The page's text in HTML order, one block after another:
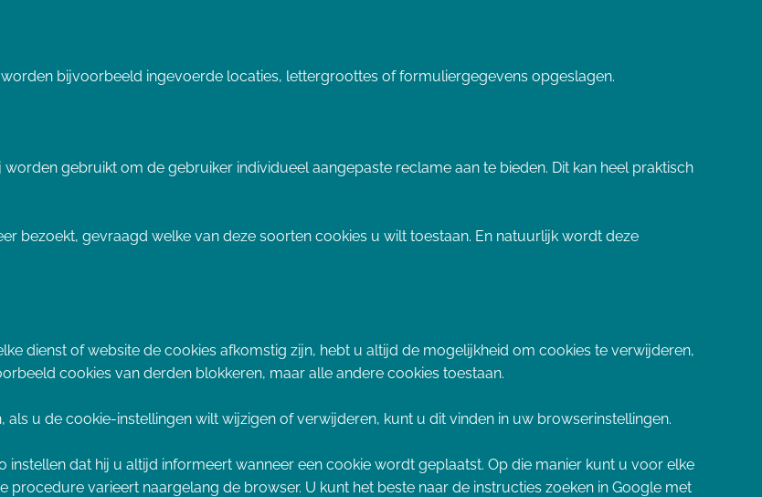
bijvoorbeeld ingevoerde locaties, lettergroottes of formuliergegevens opgeslagen.
gebruikt om de gebruiker individueel aangepaste reclame aan te bieden. Dit kan heel praktisch
bezoekt, gevraagd welke van deze soorten cookies u wilt toestaan. En natuurlijk wordt deze
dienst of website de cookies afkomstig zijn, hebt u altijd de mogelijkheid om cookies te verwijderen,
cookies van derden blokkeren, maar alle andere cookies toestaan.
u de cookie-instellingen wilt wijzigen of verwijderen, kunt u dit vinden in uw browserinstellingen.
dat hij u altijd informeert wanneer een cookie wordt geplaatst. Op die manier kunt u voor elke
procedure varieert naargelang de browser. U kunt het beste naar de instructies zoeken in Google met